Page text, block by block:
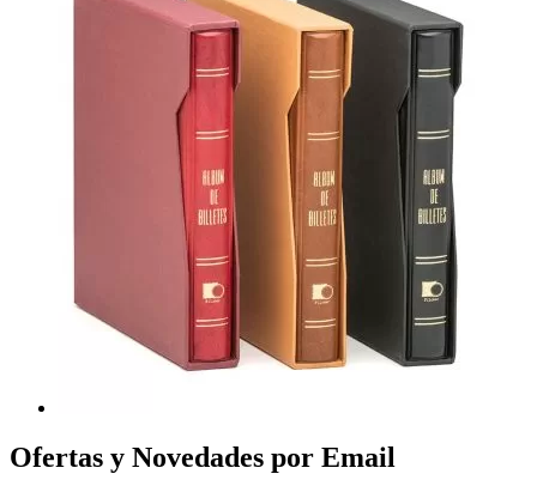
Ofertas y Novedades por Email